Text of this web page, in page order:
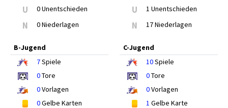
U 0 Unentschieden
N 0 Niederlagen
U 1 Unentschieden
N 17 Niederlagen
B-Jugend
7Spiele
0Tore
0Vorlagen
0Gelbe Karten
C-Jugend
10Spiele
0Tore
0Vorlagen
1 Gelbe Karte